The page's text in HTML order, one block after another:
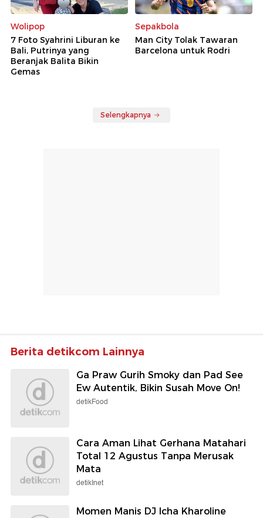
Wolipop
7 Foto Syahrini Liburan ke
Bali, Putrinya yang
Beranjak Balita Bikin
Gemas
Sepakbola
Man City Tolak Tawaran
Barcelona untuk Rodri
Selengkapnya
Berita detikcom Lainnya
Ga Praw Gurih Smoky dan Pad See
Ew Autentik, Bikin Susah Move On!
detikFood
Cara Aman Lihat Gerhana Matahari
Total 12 Agustus Tanpa Merusak
Mata
detikInet
Momen Manis DJ Icha Kharoline